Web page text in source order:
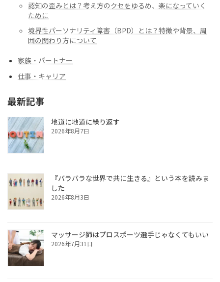
認知の歪みとは？考え方のクセをゆるめ、楽になっていく
ために
境界性パーソナリティ障害（BPD）とは？特徴や背景、周
囲の関わり方について
家族・パートナー
仕事・キャリア
最新記事
地道に地道に繰り返す
2026年8月7日
『バラバラな世界で共に生きる』という本を読みま
した
2026年8月3日
マッサージ師はプロスポーツ選手じゃなくてもいい
2026年7月31日